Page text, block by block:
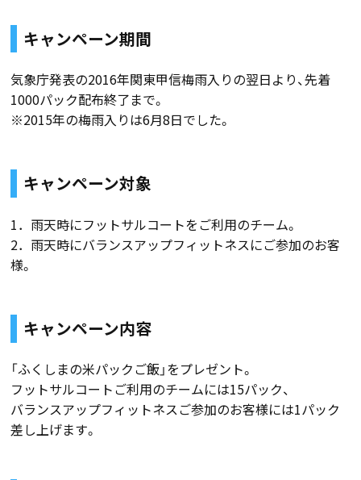
キャンペーン期間
気象庁発表の2016年関東甲信梅雨入りの翌日より、先着
1000パック配布終了まで。
※2015年の梅雨入りは6月8日でした。
キャンペーン対象
1．雨天時にフットサルコートをご利用のチーム。
2．雨天時にバランスアップフィットネスにご参加のお客
様。
キャンペーン内容
「ふくしまの米パックご飯」をプレゼント。
フットサルコートご利用のチームには15パック、
バランスアップフィットネスご参加のお客様には1パック
差し上げます。